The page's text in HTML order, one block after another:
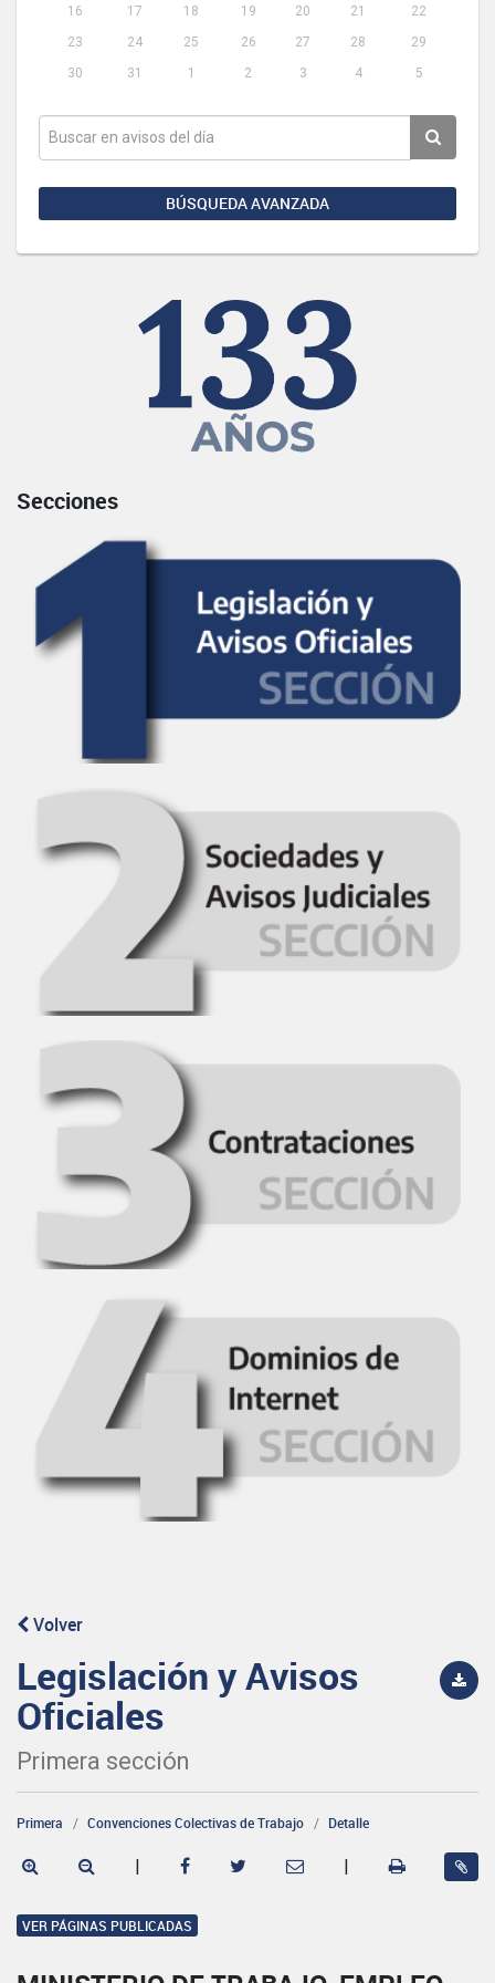
16
17 18 19 20 21
22
23
24 25 26 27 28
29
30
31 1 2 3 4 5
BÚSQUEDA AVANZADA
Secciones
Volver
Legislación y Avisos
Oficiales
Primera sección
Primera Convenciones Colectivas de Trabajo Detalle
| |
VER PÁGINAS PUBLICADAS